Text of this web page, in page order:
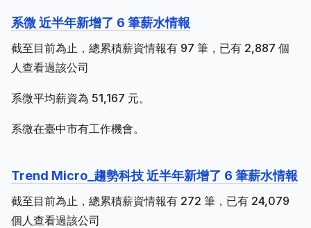
系微 近半年新增了 6 筆薪水情報
截至目前為止，總累積薪資情報有 97 筆，已有 2,887 個
人查看過該公司
系微平均薪資為 51,167 元。
系微在臺中市有工作機會。
Trend Micro_趨勢科技 近半年新增了 6 筆薪水情報
截至目前為止，總累積薪資情報有 272 筆，已有 24,079
個人查看過該公司